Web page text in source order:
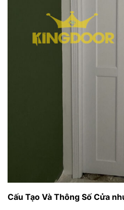
Cấu Tạo Và Thông Số Cửa